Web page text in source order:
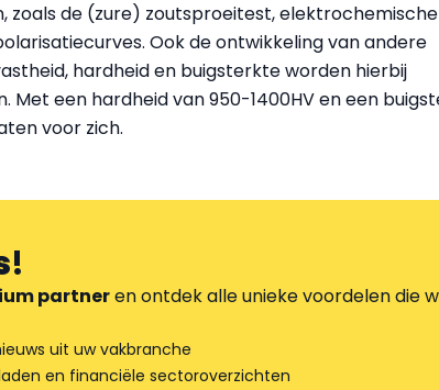
zoals de (zure) zoutsproeitest, elektrochemische
Ook de ontwikkeling van andere
hardheid en buigsterkte worden hierbij
Met een hardheid van 950-1400HV en een
voor zich.
!
partneren ontdek alle unieke voordelen die
uit uw vakbranche
en financiële sectoroverzichten